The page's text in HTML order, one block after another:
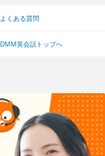
よくある質問
DMM英会話トップへ